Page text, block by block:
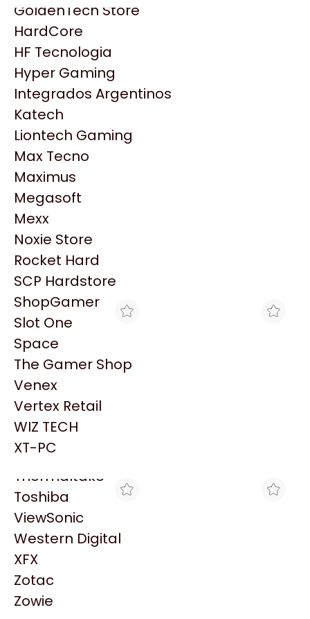
HP
HyperX
INNO3D
Intel
Kingston
Lenovo
Logitech
MSI
NVIDIA GeForce
NZXT
PNY
Palit
Philips
PowerColor
Razer
Redragon
Samsung
Sandisk
Sapphire
Seagate
Sentey
Solarmax
Thermaltake
Toshiba
ViewSonic
Western Digital
XFX
Zotac
Zowie
GoldenTech Store
HardCore
HF Tecnologia
Hyper Gaming
Integrados Argentinos
Katech
Liontech Gaming
Max Tecno
Maximus
Megasoft
Mexx
Noxie Store
Rocket Hard
SCP Hardstore
ShopGamer
Slot One
Space
The Gamer Shop
Venex
Vertex Retail
WIZ TECH
XT-PC
Productos
Similares
Explorá más productos similares
MAX TECNO
HP 81 CIAN C4931A P/HP
SERIE 5000
$2.437
MAX TECNO
HP 50 CIAN 51650C
P/HP250C/600C/650 -